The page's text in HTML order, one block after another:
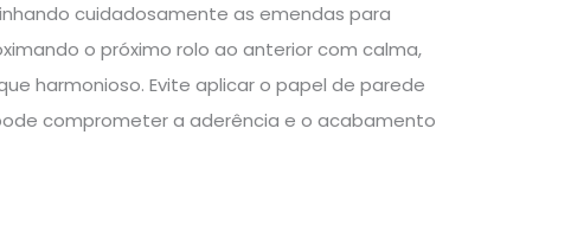
cuidadosamente as emendas para
o próximo rolo ao anterior com calma,
harmonioso. Evite aplicar o papel de parede
comprometer a aderência e o acabamento